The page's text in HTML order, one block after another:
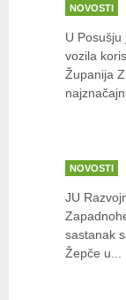
NOVOSTI
U
vozila
Županija
NOVOSTI
JU
sastanak
Žepče u...